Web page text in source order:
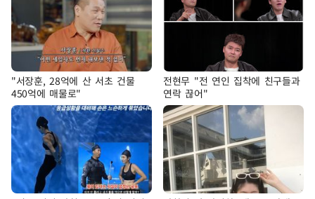
"서장훈, 28억에 산 서초 건물
450억에 매물로"
전현무 "전 연인 집착에 친구들과
연락 끊어"